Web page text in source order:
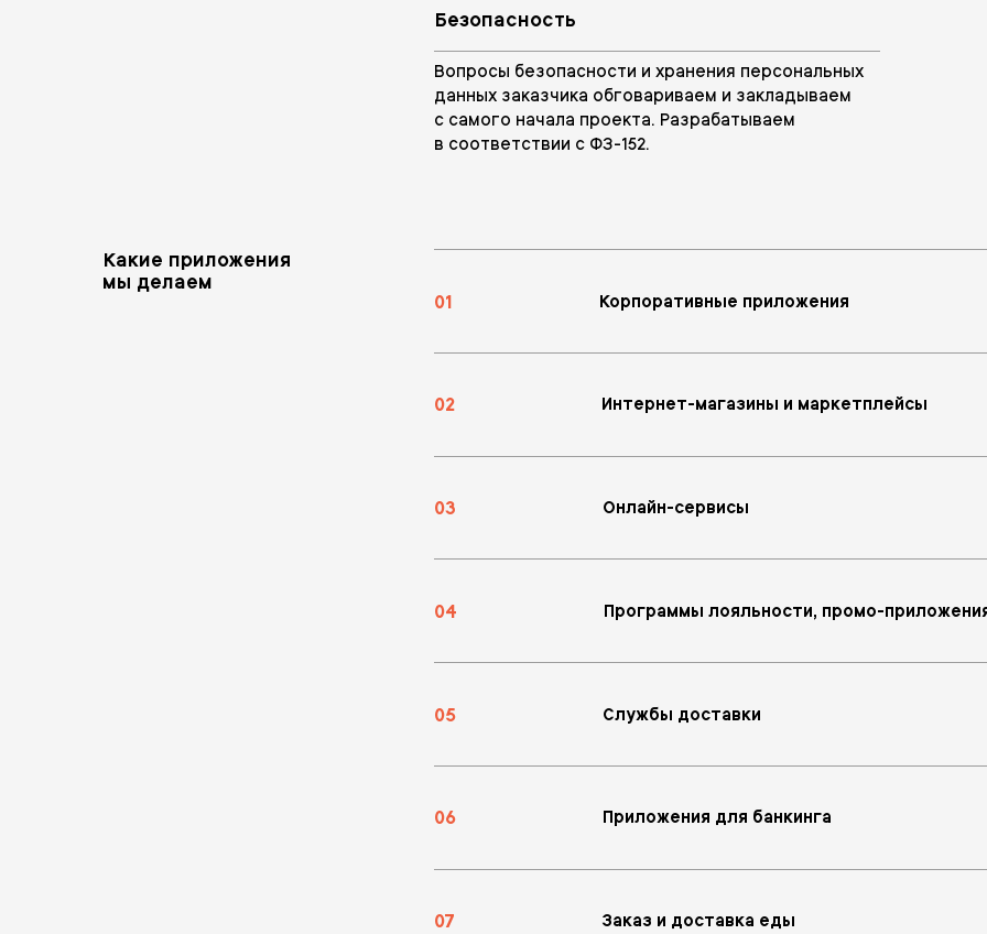
Безопасность
Вопросы безопасности и хранения персональных
данных заказчика обговариваем и закладываем
с самого начала проекта. Разрабатываем
в соответствии с ФЗ-152.
Какие приложения
мы делаем
01 Корпоративные приложения
02 Интернет-магазины и маркетплейсы
03 Онлайн-сервисы
04 Программы лояльности, промо-
05 Службы доставки
06 Приложения для банкинга
07 Заказ и доставка еды